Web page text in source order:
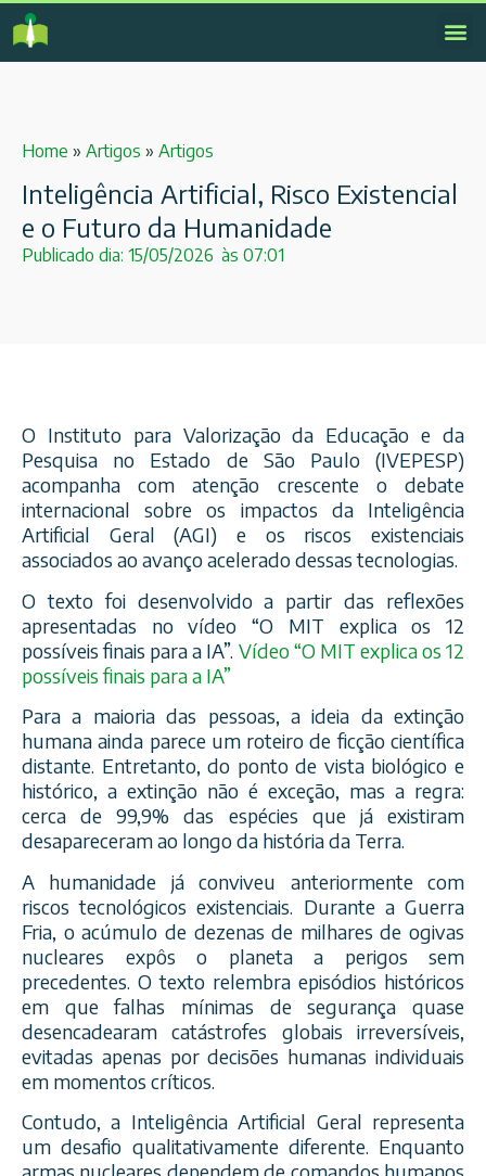
Home » Artigos » Artigos
Inteligência Artificial, Risco Existencial
e o Futuro da Humanidade
Publicado dia: 15/05/2026 às 07:01
O Instituto para Valorização da Educação e da
Pesquisa no Estado de São Paulo (IVEPESP)
acompanha com atenção crescente o debate
internacional sobre os impactos da Inteligência
Artificial Geral (AGI) e os riscos existenciais
associados ao avanço acelerado dessas tecnologias.
O texto foi desenvolvido a partir das reflexões
apresentadas no vídeo “O MIT explica os 12
possíveis finais para a IA”. Vídeo “O MIT explica os 12
possíveis finais para a IA”
Para a maioria das pessoas, a ideia da extinção
humana ainda parece um roteiro de ficção científica
distante. Entretanto, do ponto de vista biológico e
histórico, a extinção não é exceção, mas a regra:
cerca de 99,9% das espécies que já existiram
desapareceram ao longo da história da Terra.
A humanidade já conviveu anteriormente com
riscos tecnológicos existenciais. Durante a Guerra
Fria, o acúmulo de dezenas de milhares de ogivas
nucleares expôs o planeta a perigos sem
precedentes. O texto relembra episódios históricos
em que falhas mínimas de segurança quase
desencadearam catástrofes globais irreversíveis,
evitadas apenas por decisões humanas individuais
em momentos críticos.
Contudo, a Inteligência Artificial Geral representa
um desafio qualitativamente diferente. Enquanto